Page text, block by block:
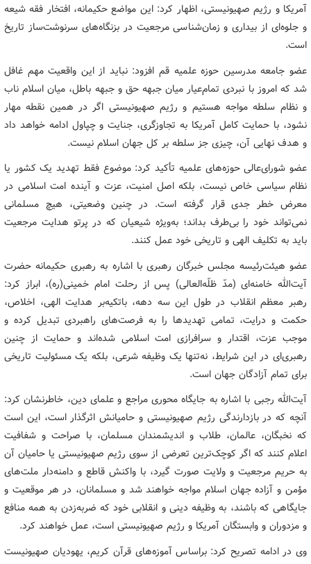
آمریکا و رژیم صهیونیستی، اظهار کرد: این مواضع حکیمانه، افتخار فقه شیعه
و جلوه‌ای از بیداری و زمان‌شناسی مرجعیت در بزنگاه‌های سرنوشت‌ساز تاریخ
است.
عضو جامعه مدرسین حوزه علمیه قم افزود: نباید از این واقعیت مهم غافل
شد که امروز با نبردی تمام‌عیار میان جبهه حق و جبهه باطل، میان اسلام ناب
و نظام سلطه مواجه هستیم و رژیم صهیونیستی اگر در همین نقطه مهار
نشود، با حمایت کامل آمریکا به تجاوزگری، جنایت و چپاول ادامه خواهد داد
و هدف نهایی آن، چیزی جز سلطه بر کل جهان اسلام نیست.
عضو شورای‌عالی حوزه‌های علمیه تأکید کرد: موضوع فقط تهدید یک کشور یا
نظام سیاسی خاص نیست، بلکه اصل امنیت، عزت و آینده امت اسلامی در
معرض خطر جدی قرار گرفته است. در چنین وضعیتی، هیچ مسلمانی
نمی‌تواند خود را بی‌طرف بداند؛ به‌ویژه شیعیان که در پرتو هدایت مرجعیت
باید به تکلیف الهی و تاریخی خود عمل کنند.
عضو هیئت‌رئیسه مجلس خبرگان رهبری با اشاره به رهبری حکیمانه حضرت
آیت‌الله خامنه‌ای (مدّ ظلّه‌العالی) پس از رحلت امام خمینی(ره)، ابراز کرد:
رهبر معظم انقلاب در طول این سه دهه، باتکیه‌بر هدایت الهی، اخلاص،
حکمت و درایت، تمامی تهدیدها را به فرصت‌های راهبردی تبدیل کرده و
موجب عزت، اقتدار و سرافرازی امت اسلامی شده‌اند و حمایت از چنین
رهبری‌ای در این شرایط، نه‌تنها یک وظیفه شرعی، بلکه یک مسئولیت تاریخی
برای تمام آزادگان جهان است.
آیت‌الله رجبی با اشاره به جایگاه محوری مراجع و علمای دین، خاطرنشان کرد:
آنچه که در بازدارندگی رژیم صهیونیستی و حامیانش اثرگذار است، این است
که نخبگان، عالمان، طلاب و اندیشمندان مسلمان، با صراحت و شفافیت
اعلام کنند که اگر کوچک‌ترین تعرضی از سوی رژیم صهیونیستی یا حامیان آن
به حریم مرجعیت و ولایت صورت گیرد، با واکنش قاطع و دامنه‌دار ملت‌های
مؤمن و آزاده جهان اسلام مواجه خواهند شد و مسلمانان، در هر موقعیت و
جایگاهی که باشند، به وظیفه دینی و انقلابی خود که ضربه‌زدن به همه منافع
و مزدوران و وابستگان آمریکا و رژیم صهیونیستی است، عمل خواهند کرد.
وی در ادامه تصریح کرد: براساس آموزه‌های قرآن کریم، یهودیان صهیونیست